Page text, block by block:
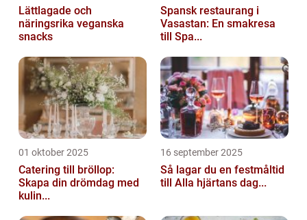
Lättlagade och
näringsrika veganska
snacks
Spansk restaurang i
Vasastan: En smakresa
till Spa...
01 oktober 2025
Catering till bröllop:
Skapa din drömdag med
kulin...
16 september 2025
Så lagar du en festmåltid
till Alla hjärtans dag...